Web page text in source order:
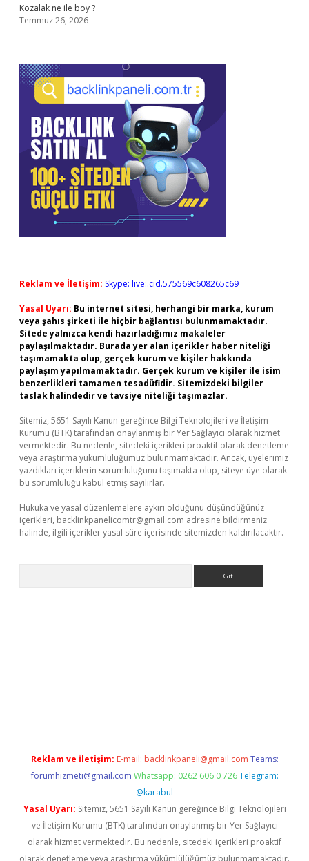
Kozalak ne ile boy ?
Temmuz 26, 2026
Reklam ve İletişim: Skype: live:.cid.575569c608265c69
Yasal Uyarı: Bu internet sitesi, herhangi bir marka, kurum
veya şahıs şirketi ile hiçbir bağlantısı bulunmamaktadır.
Sitede yalnızca kendi hazırladığımız makaleler
paylaşılmaktadır. Burada yer alan içerikler haber niteliği
taşımamakta olup, gerçek kurum ve kişiler hakkında
paylaşım yapılmamaktadır. Gerçek kurum ve kişiler ile isim
benzerlikleri tamamen tesadüfidir. Sitemizdeki bilgiler
taslak halindedir ve tavsiye niteliği taşımazlar.
Sitemiz, 5651 Sayılı Kanun gereğince Bilgi Teknolojileri ve İletişim
Kurumu (BTK) tarafından onaylanmış bir Yer Sağlayıcı olarak hizmet
vermektedir. Bu nedenle, sitedeki içerikleri proaktif olarak denetleme
veya araştırma yükümlülüğümüz bulunmamaktadır. Ancak, üyelerimiz
yazdıkları içeriklerin sorumluluğunu taşımakta olup, siteye üye olarak
bu sorumluluğu kabul etmiş sayılırlar.
Hukuka ve yasal düzenlemelere aykırı olduğunu düşündüğünüz
içerikleri, backlinkpanelicomtr@gmail.com adresine bildirmeniz
halinde, ilgili içerikler yasal süre içerisinde sitemizden kaldırılacaktır.
Reklam ve İletişim: E-mail: backlinkpaneli@gmail.com Teams:
forumhizmeti@gmail.com Whatsapp: 0262 606 0 726 Telegram:
@karabul
Yasal Uyarı: Sitemiz, 5651 Sayılı Kanun gereğince Bilgi Teknolojileri
ve İletişim Kurumu (BTK) tarafından onaylanmış bir Yer Sağlayıcı
olarak hizmet vermektedir. Bu nedenle, sitedeki içerikleri proaktif
olarak denetleme veya araştırma yükümlülüğümüz bulunmamaktadır.